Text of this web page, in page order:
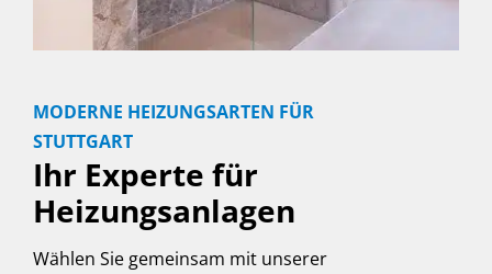
MODERNE HEIZUNGSARTEN FÜR
STUTTGART
Ihr Experte für
Heizungsanlagen
Wählen Sie gemeinsam mit unserer